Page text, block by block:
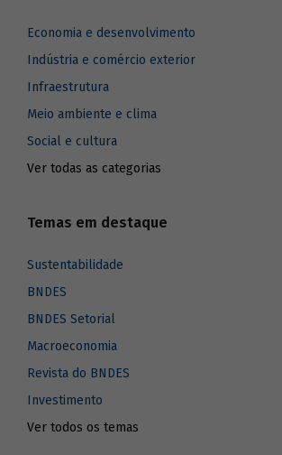
Economia e desenvolvimento
Indústria e comércio exterior
Infraestrutura
Meio ambiente e clima
Social e cultura
Ver todas as categorias
Temas em destaque
Sustentabilidade
BNDES
BNDES Setorial
Macroeconomia
Revista do BNDES
Investimento
Ver todos os temas